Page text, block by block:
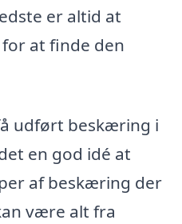
er altid at
at finde den
udført beskæring i
en god idé at
af beskæring der
være alt fra